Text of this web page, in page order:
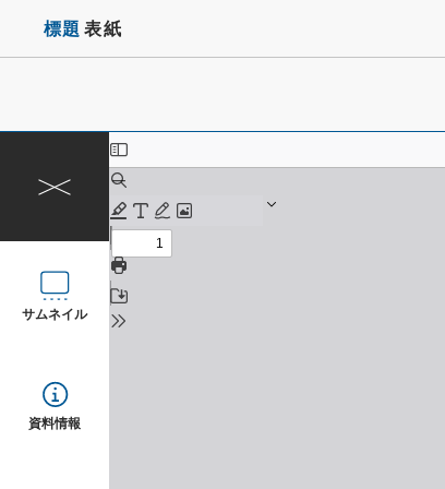
標題 表紙
サムネイル
資料情報